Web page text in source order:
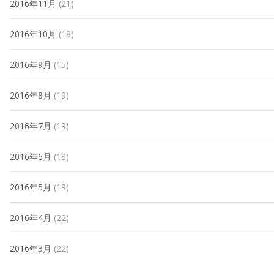
2016年11月 (21)
2016年10月 (18)
2016年9月 (15)
2016年8月 (19)
2016年7月 (19)
2016年6月 (18)
2016年5月 (19)
2016年4月 (22)
2016年3月 (22)